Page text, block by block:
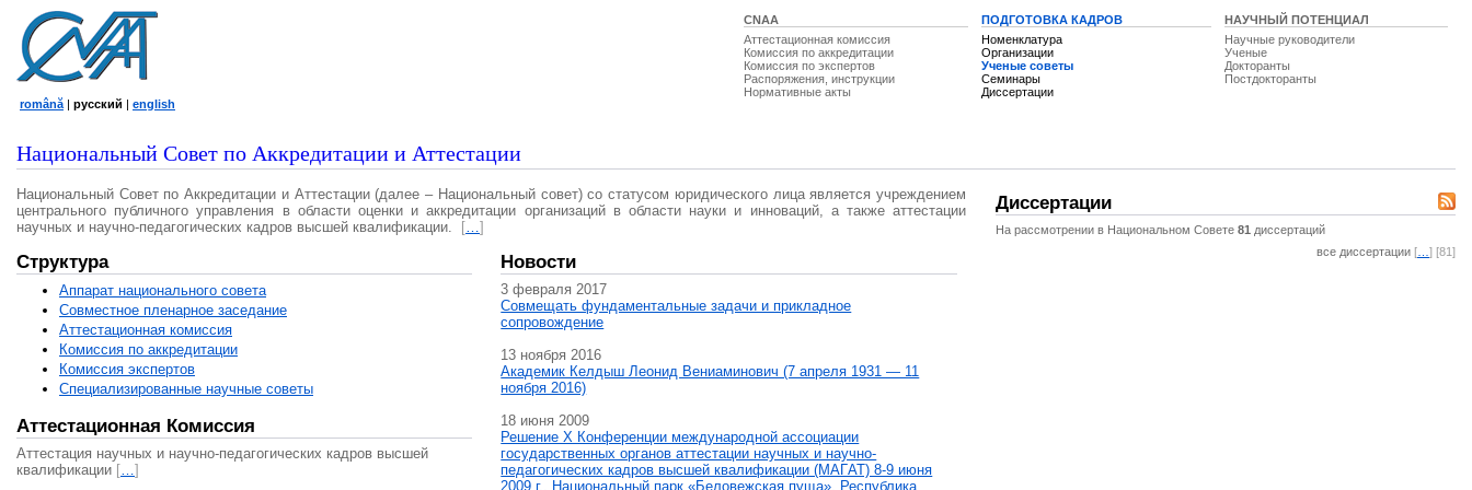
CNAA
Аттестационная комиссия
Комиссия по аккредитации
Комиссия по экспертов
Распоряжения, инструкции
Нормативные акты
ПОДГОТОВКА КАДРОВ
Номенклатура
Организации
Ученые советы
Семинары
Диссертации
НАУЧНЫЙ ПОТЕНЦИАЛ
Научные руководители
Ученые
Докторанты
Постдокторанты
română | русский | english
Национальный Совет по Аккредитации и Аттестации
Национальный Совет по Аккредитации и Аттестации (далее – Национальный совет) со статусом юридического лица является учреждением
центрального публичного управления в области оценки и аккредитации организаций в области науки и инноваций, а также аттестации
научных и научно-педагогических кадров высшей квалификации.
[…]
Структура
Аппарат национального совета
Совместное пленарное заседание
Аттестационная комисcия
Комиссия по аккредитации
Комиссия экспертов
Специализированные научные советы
Аттестационная Комиссия
Аттестация научных и научно-педагогических кадров высшей
квалификации […]
Новости
3 февраля 2017
Совмещать фундаментальные задачи и прикладное
сопровождение
13 ноября 2016
Академик Келдыш Леонид Вениаминович (7 апреля 1931 — 11
ноября 2016)
18 июня 2009
Решение X Конференции международной ассоциации
государственных органов аттестации научных и научно-
педагогических кадров высшей квалификации (МАГAT) 8-9 июня
2009 г., Национальный парк «Беловежская пуща», Республика
Диссертации
На рассмотрении в Национальном Совете 81 диссертаций
все диссертации [ ] [81]